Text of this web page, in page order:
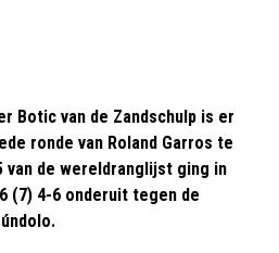
Botic van de Zandschulp is er
ronde van Roland Garros te
van de wereldranglijst ging in
(7) 4-6 onderuit tegen de